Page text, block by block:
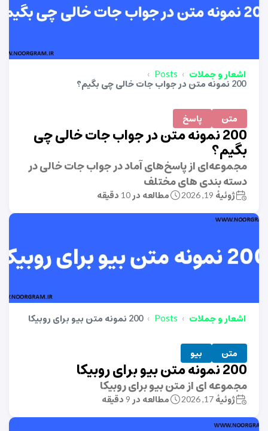
اشعار و جملات
Posts
200 نمونه متن در جواب جات خالی چی بگیم؟
متن پاسخ
200 نمونه متن در جواب جات خالی چی
بگیم؟
مجموعه‌ای از پاسخ‌های آماد در جواب جات خالی در
دسته بندی های مختلف
ژوئیهٔ 19, 2026 مطالعه در 10 دقیقه
اشعار و جملات Posts 200 نمونه متن بیو برای روبیکا
متن بیو
200 نمونه متن بیو برای روبیکا
مجموعه ای از متن بیو برای روبیکا
ژوئیهٔ 17, 2026 مطالعه در 9 دقیقه